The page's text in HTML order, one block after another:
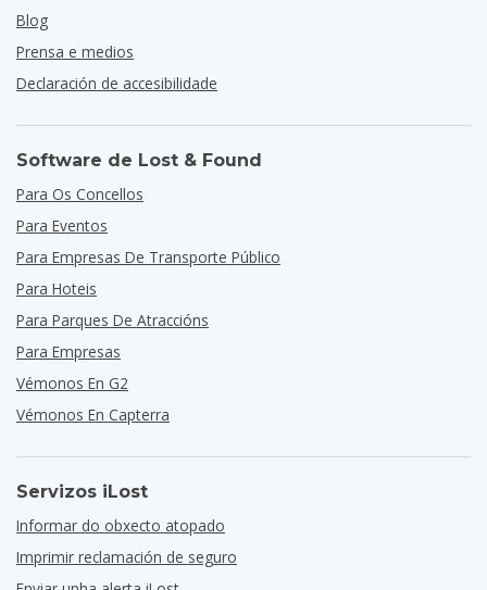
Blog
Prensa e medios
Declaración de accesibilidade
Software de Lost & Found
Para Os Concellos
Para Eventos
Para Empresas De Transporte Público
Para Hoteis
Para Parques De Atraccións
Para Empresas
Vémonos En G2
Vémonos En Capterra
Servizos iLost
Informar do obxecto atopado
Imprimir reclamación de seguro